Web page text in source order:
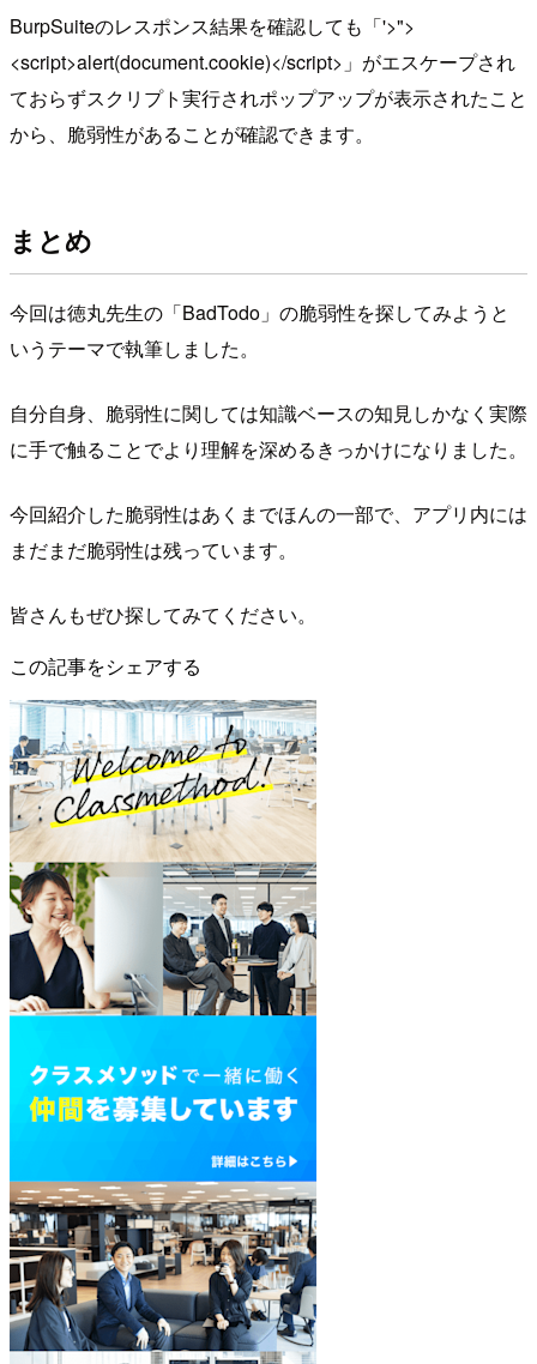
BurpSuiteのレスポンス結果を確認しても「'>">
<script>alert(document.cookie)</script>」がエスケープされ
ておらずスクリプト実行されポップアップが表示されたこと
から、脆弱性があることが確認できます。
まとめ
今回は徳丸先生の「BadTodo」の脆弱性を探してみようと
いうテーマで執筆しました。
自分自身、脆弱性に関しては知識ベースの知見しかなく実際
に手で触ることでより理解を深めるきっかけになりました。
今回紹介した脆弱性はあくまでほんの一部で、アプリ内には
まだまだ脆弱性は残っています。
皆さんもぜひ探してみてください。
この記事をシェアする